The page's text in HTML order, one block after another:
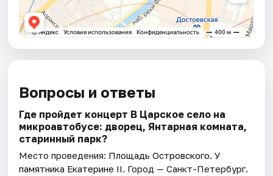
Вопросы и ответы
Где пройдет концерт В Царское село на
микроавтобусе: дворец, Янтарная комната,
старинный парк?
Место проведения: Площадь Островского. У
памятника Екатерине II. Город — Санкт-Петербург.